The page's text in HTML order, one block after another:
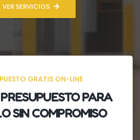
VER SERVICIOS
GRATIS ON-LINE
PRESUPUESTOPARA
SIN COMPROMISO